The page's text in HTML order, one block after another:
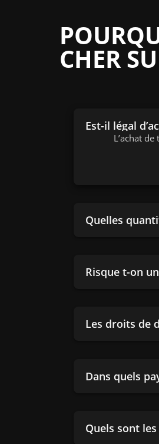
CHER
Est-il légal
L’achat
Quelles
Risque t-on
Les droits de
Dans quels
Quels sont